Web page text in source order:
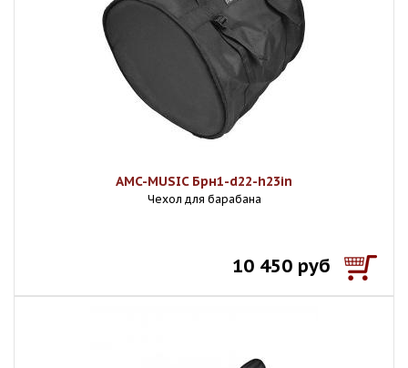
AMC-MUSIC Брн1-d22-h23in
Чехол для барабана
10 450 руб